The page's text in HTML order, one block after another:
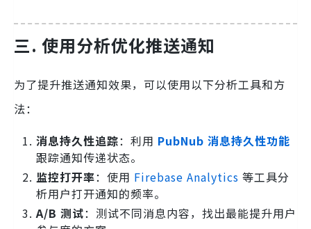
三. 使用分析优化推送通知
为了提升推送通知效果，可以使用以下分析工具和方
法：
消息持久性追踪：利用 PubNub 消息持久性功能
跟踪通知传递状态。
监控打开率：使用 Firebase Analytics 等工具分
析用户打开通知的频率。
A/B 测试：测试不同消息内容，找出最能提升用户